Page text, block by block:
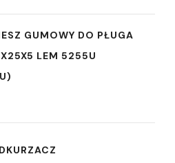
GUMOWY DO PŁUGA
LEM 5255U